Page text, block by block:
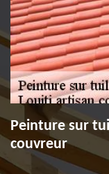
Peinture sur
couvreur